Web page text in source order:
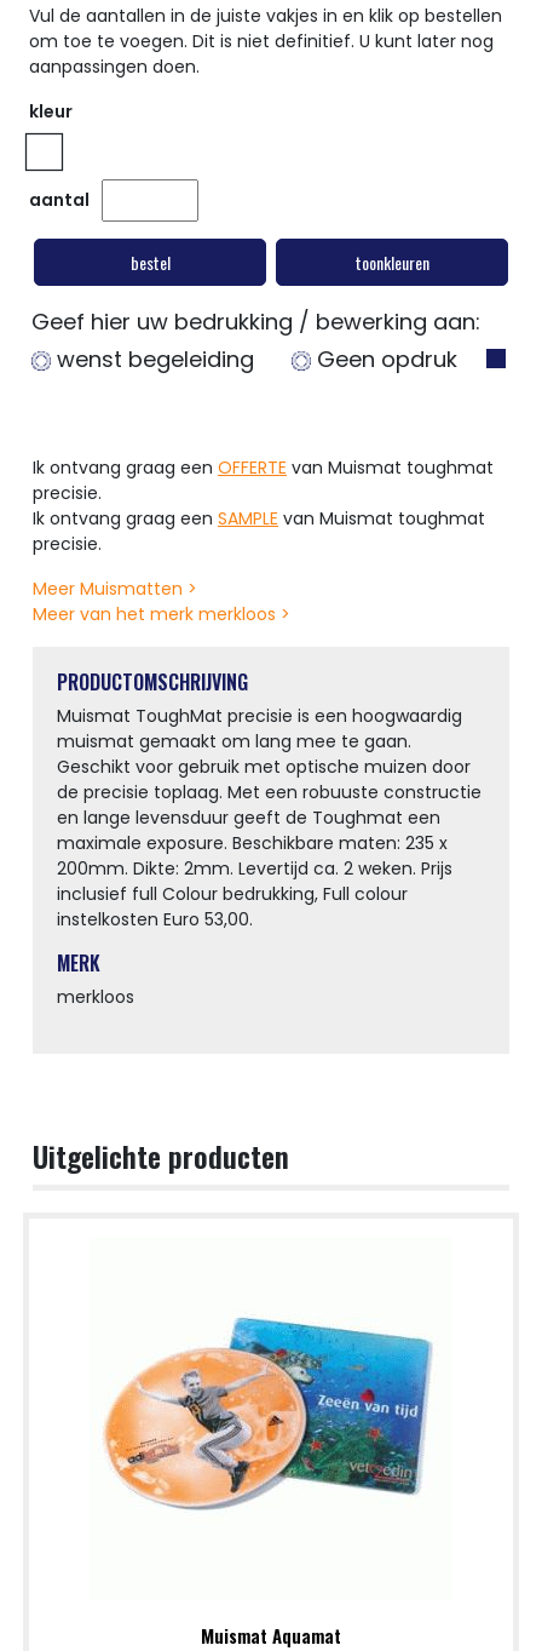
Vul de aantallen in de juiste vakjes in en klik op bestellen
om toe te voegen. Dit is niet definitief. U kunt later nog
aanpassingen doen.
kleur
aantal
bestel toonkleuren
Geef hier uw bedrukking / bewerking aan:
wenst begeleiding
Geen opdruk
Ik ontvang graag een OFFERTE van Muismat toughmat
precisie.
Ik ontvang graag een SAMPLE van Muismat toughmat
precisie.
Meer Muismatten >
Meer van het merk merkloos >
PRODUCTOMSCHRIJVING
Muismat ToughMat precisie is een hoogwaardig
muismat gemaakt om lang mee te gaan.
Geschikt voor gebruik met optische muizen door
de precisie toplaag. Met een robuuste constructie
en lange levensduur geeft de Toughmat een
maximale exposure. Beschikbare maten: 235 x
200mm. Dikte: 2mm. Levertijd ca. 2 weken. Prijs
inclusief full Colour bedrukking, Full colour
instelkosten Euro 53,00.
MERK
merkloos
Uitgelichte producten
Muismat Aquamat